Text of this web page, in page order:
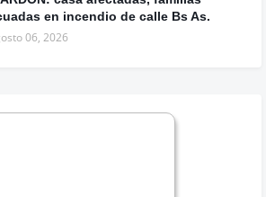
en incendio de calle Bs As.
06, 2026